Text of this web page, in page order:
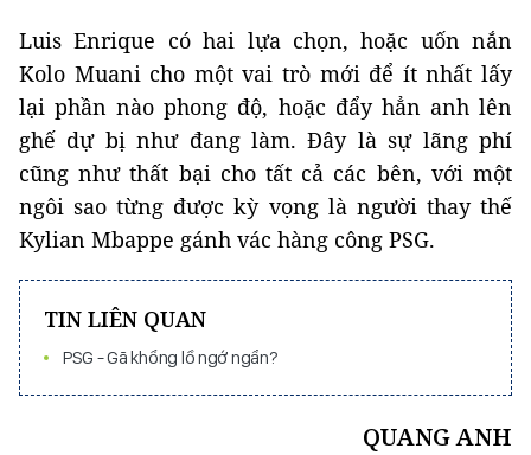
Luis Enrique có hai lựa chọn, hoặc uốn nắn
Kolo Muani cho một vai trò mới để ít nhất lấy
lại phần nào phong độ, hoặc đẩy hẳn anh lên
ghế dự bị như đang làm. Đây là sự lãng phí
cũng như thất bại cho tất cả các bên, với một
ngôi sao từng được kỳ vọng là người thay thế
Kylian Mbappe gánh vác hàng công PSG.
TIN LIÊN QUAN
PSG - Gã khổng lồ ngớ ngẩn?
QUANG ANH